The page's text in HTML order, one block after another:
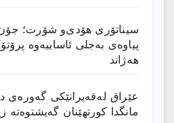
سیناتۆری هۆدی‌و شۆرت؛ جۆن
پیاوەی بەجلی ئاساییەوە
هەژاند
عێراق له‌قه‌یرانێكى گه‌وره‌ى
مانگدا كورتهێنان گه‌یشتوه‌ته‌ زیاتر له‌11